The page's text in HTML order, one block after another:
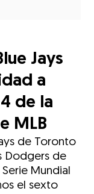
Jays
a
de la
MLB
de Toronto
Dodgers de
Mundial
el sexto